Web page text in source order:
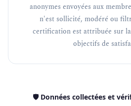
anonymes envoyées aux
n'est sollicité, modéré ou
certification est attribuée sur
objectifs de
🛡️ Données collectées et